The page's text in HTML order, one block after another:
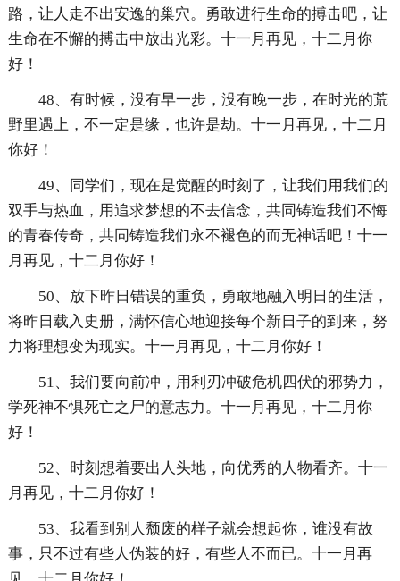
路，让人走不出安逸的巢穴。勇敢进行生命的搏击吧，让
生命在不懈的搏击中放出光彩。十一月再见，十二月你
好！
48、有时候，没有早一步，没有晚一步，在时光的荒
野里遇上，不一定是缘，也许是劫。十一月再见，十二月
你好！
49、同学们，现在是觉醒的时刻了，让我们用我们的
双手与热血，用追求梦想的不去信念，共同铸造我们不悔
的青春传奇，共同铸造我们永不褪色的而无神话吧！十一
月再见，十二月你好！
50、放下昨日错误的重负，勇敢地融入明日的生活，
将昨日载入史册，满怀信心地迎接每个新日子的到来，努
力将理想变为现实。十一月再见，十二月你好！
51、我们要向前冲，用利刃冲破危机四伏的邪势力，
学死神不惧死亡之尸的意志力。十一月再见，十二月你
好！
52、时刻想着要出人头地，向优秀的人物看齐。十一
月再见，十二月你好！
53、我看到别人颓废的样子就会想起你，谁没有故
事，只不过有些人伪装的好，有些人不而已。十一月再